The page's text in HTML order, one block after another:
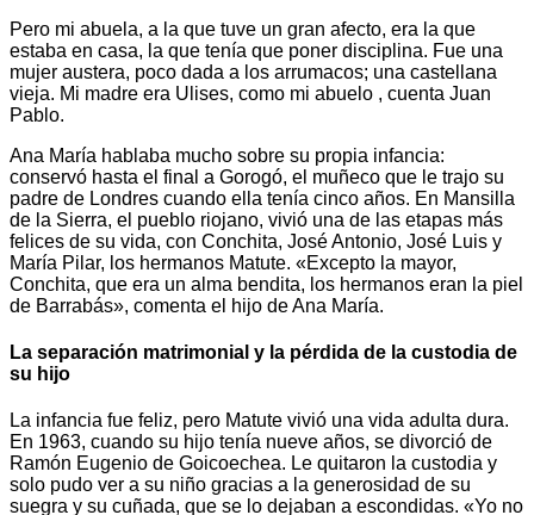
Pero mi abuela, a la que tuve un gran afecto, era la que
estaba en casa, la que tenía que poner disciplina. Fue una
mujer austera, poco dada a los arrumacos; una castellana
vieja. Mi madre era Ulises, como mi abuelo , cuenta Juan
Pablo.
Ana María hablaba mucho sobre su propia infancia:
conservó hasta el final a Gorogó, el muñeco que le trajo su
padre de Londres cuando ella tenía cinco años. En Mansilla
de la Sierra, el pueblo riojano, vivió una de las etapas más
felices de su vida, con Conchita, José Antonio, José Luis y
María Pilar, los hermanos Matute. «Excepto la mayor,
Conchita, que era un alma bendita, los hermanos eran la piel
de Barrabás», comenta el hijo de Ana María.
La separación matrimonial y la pérdida de la custodia de
su hijo
La infancia fue feliz, pero Matute vivió una vida adulta dura.
En 1963, cuando su hijo tenía nueve años, se divorció de
Ramón Eugenio de Goicoechea. Le quitaron la custodia y
solo pudo ver a su niño gracias a la generosidad de su
suegra y su cuñada, que se lo dejaban a escondidas. «Yo no